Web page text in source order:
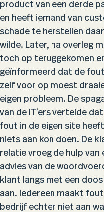
product van een derde
en heeft iemand van
schade te herstellen
wilde. Later, na overleg
toch op teruggekomen
geïnformeerd dat de
zelf voor op moest
eigen probleem. De
van de IT’ers vertelde
fout in de eigen site
niets aan kon doen. De
relatie vroeg de hulp van
advies van de
klant langs met een
aan. Iedereen maakt
bedrijf echter niet aan